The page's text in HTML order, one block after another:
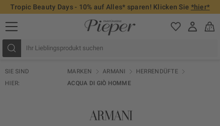
Tropic Beauty Days - 10% auf Alles* sparen! Klicken Sie *hier*
SIE SIND
HIER:
MARKEN ARMANI
HERRENDÜFTE
ACQUA DI GIÒ HOMME